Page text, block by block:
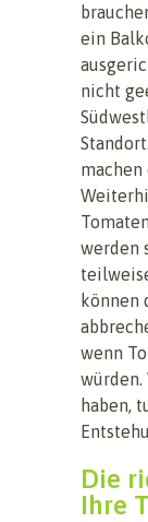
ein
nicht
machen
werden
können
wenn
würden.
haben,
Die
Ihre